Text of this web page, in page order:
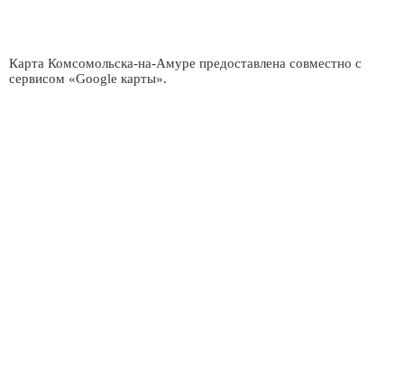
Карта Комсомольска-на-Амуре предоставлена совместно с
сервисом «Google карты».